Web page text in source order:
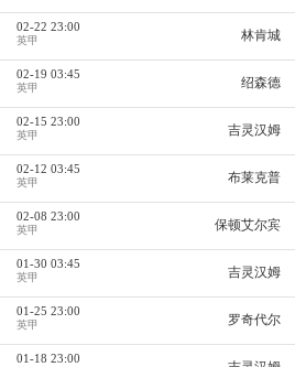
02-22 23:00
英甲 林肯城
02-19 03:45
英甲 绍森德
02-15 23:00
英甲 吉灵汉姆
02-12 03:45
英甲 布莱克普
02-08 23:00
英甲 保顿艾尔宾
01-30 03:45
英甲 吉灵汉姆
01-25 23:00
英甲 罗奇代尔
01-18 23:00